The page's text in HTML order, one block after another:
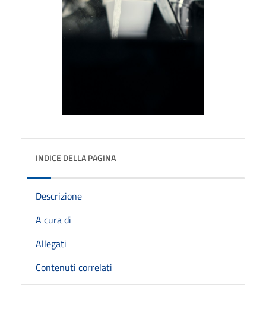
INDICE DELLA PAGINA
Descrizione
A cura di
Allegati
Contenuti correlati